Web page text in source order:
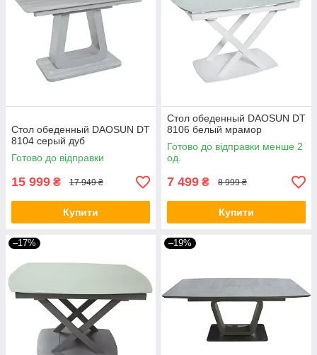
Стол обеденный DAOSUN DT
8104 серый дуб
Готово до відправки
15 999 ₴ 17 949 ₴
Купити
Стол обеденный DAOSUN DT
8106 белый мрамор
Готово до відправки менше 2
од.
7 499 ₴ 8 999 ₴
Купити
–17% –19%